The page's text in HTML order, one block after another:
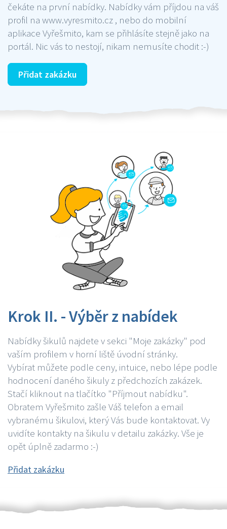
čekáte na první nabídky. Nabídky vám příjdou na váš
profil na www.vyresmito.cz , nebo do mobilní
aplikace Vyřešmito, kam se přihlásíte stejně jako na
portál. Nic vás to nestojí, nikam nemusíte chodit :-)
Přidat zakázku
Krok II. - Výběr z nabídek
Nabídky šikulů najdete v sekci "Moje zakázky" pod
vaším profilem v horní liště úvodní stránky.
Vybírat můžete podle ceny, intuice, nebo lépe podle
hodnocení daného šikuly z předchozích zakázek.
Stačí kliknout na tlačítko "Příjmout nabídku".
Obratem Vyřešmito zašle Váš telefon a email
vybranému šikulovi, který Vás bude kontaktovat. Vy
uvidíte kontakty na šikulu v detailu zakázky. Vše je
opět úplně zadarmo :-)
Přidat zakázku